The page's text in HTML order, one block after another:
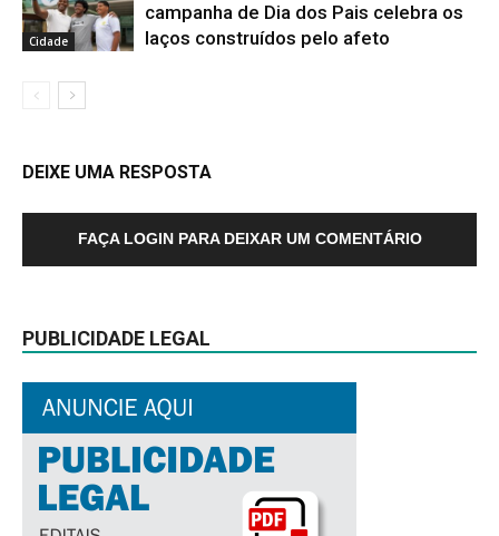
Cidade
campanha de Dia dos Pais celebra os
laços construídos pelo afeto
DEIXE UMA RESPOSTA
FAÇA LOGIN PARA DEIXAR UM COMENTÁRIO
PUBLICIDADE LEGAL